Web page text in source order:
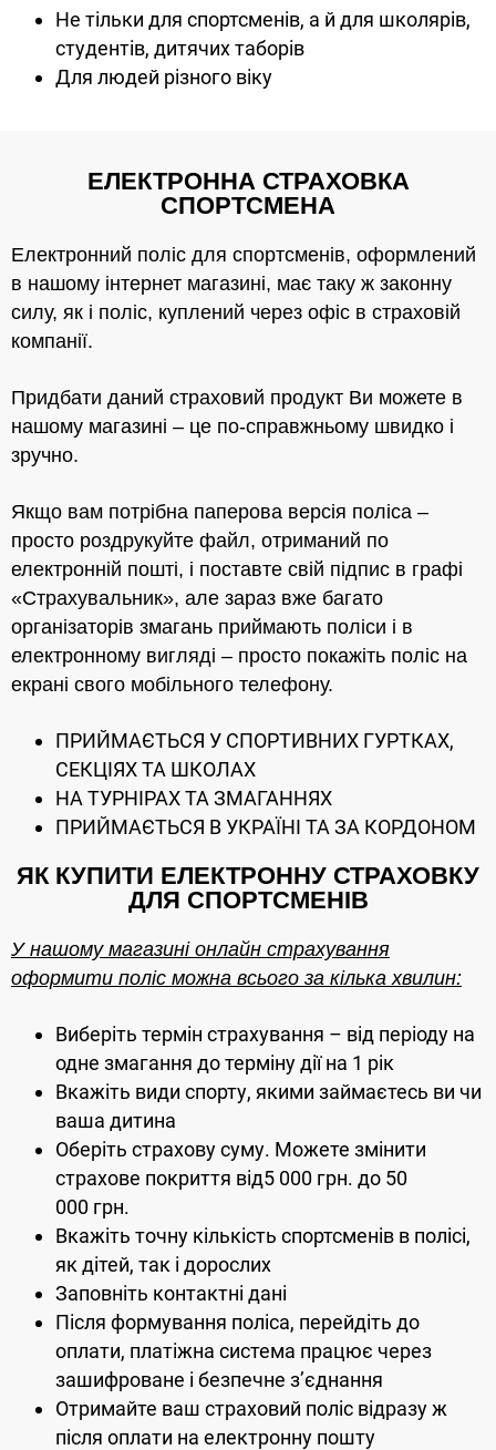
Не тільки для спортсменів, а й для школярів,
студентів, дитячих таборів
Для людей різного віку
ЕЛЕКТРОННА СТРАХОВКА
СПОРТСМЕНА
Електронний поліс для спортсменів, оформлений
в нашому інтернет магазині, має таку ж законну
силу, як і поліс, куплений через офіс в страховій
компанії.
Придбати даний страховий продукт Ви можете в
нашому магазині – це по-справжньому швидко і
зручно.
Якщо вам потрібна паперова версія поліса –
просто роздрукуйте файл, отриманий по
електронній пошті, і поставте свій підпис в графі
«Страхувальник», але зараз вже багато
організаторів змагань приймають поліси і в
електронному вигляді – просто покажіть поліс на
екрані свого мобільного телефону.
ПРИЙМАЄТЬСЯ У СПОРТИВНИХ ГУРТКАХ,
СЕКЦІЯХ ТА ШКОЛАХ
НА ТУРНІРАХ ТА ЗМАГАННЯХ
ПРИЙМАЄТЬСЯ В УКРАЇНІ ТА ЗА КОРДОНОМ
ЯК КУПИТИ ЕЛЕКТРОННУ СТРАХОВКУ
ДЛЯ СПОРТСМЕНІВ
У нашому магазині онлайн страхування
оформити поліс можна всього за кілька хвилин:
Виберіть термін страхування – від періоду на
одне змагання до терміну дії на 1 рік
Вкажіть види спорту, якими займаєтесь ви чи
ваша дитина
Оберіть страхову суму. Можете змінити
страхове покриття від5 000 грн. до 50
000 грн.
Вкажіть точну кількість спортсменів в полісі,
як дітей, так і дорослих
Заповніть контактні дані
Після формування поліса, перейдіть до
оплати, платіжна система працює через
зашифроване і безпечне з’єднання
Отримайте ваш страховий поліс відразу ж
після оплати на електронну пошту